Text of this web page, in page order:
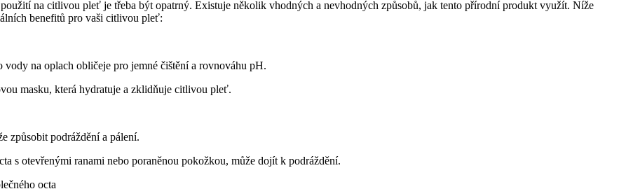
na citlivou pleť je třeba být opatrný. Existuje několik vhodných a nevhodných způsobů, jak tento přírodní produkt využít. Níže
benefitů pro vaši citlivou pleť:
na oplach obličeje pro jemné čištění a rovnováhu pH.
masku, která hydratuje a zklidňuje citlivou pleť.
způsobit podráždění a pálení.
s otevřenými ranami nebo poraněnou pokožkou, může dojít k podráždění.